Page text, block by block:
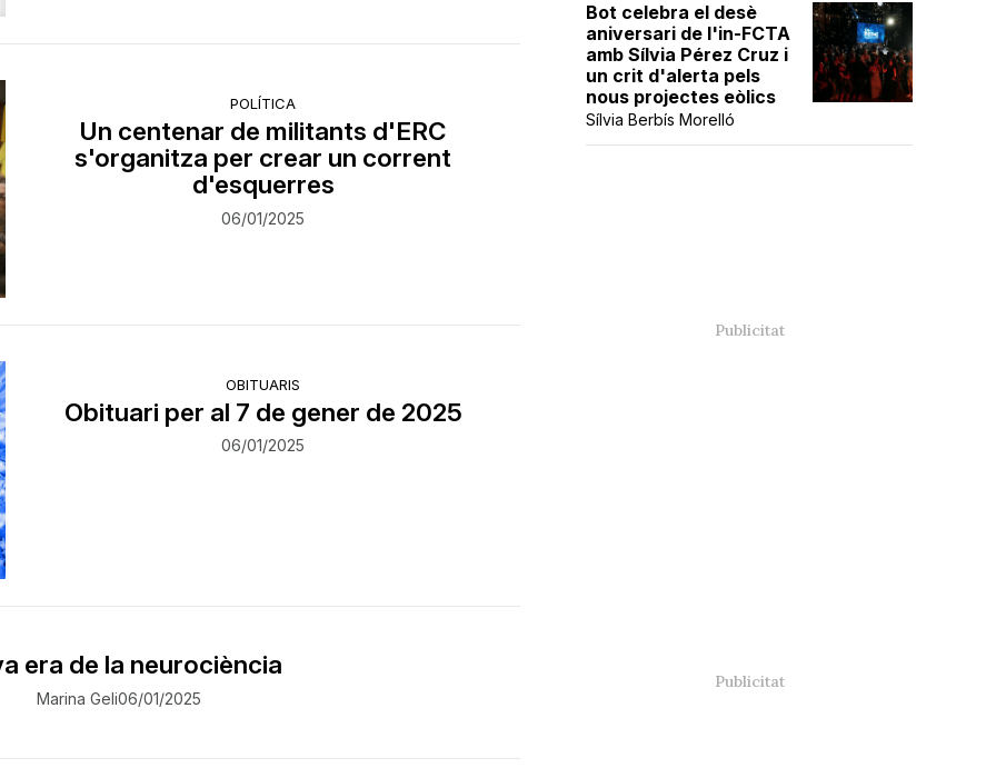
POLÍTICA
Un centenar de militants d'ERC
s'organitza per crear un corrent
d'esquerres
06/01/2025
OBITUARIS
Obituari per al 7 de gener de 2025
06/01/2025
era de la neurociència
Marina Geli06/01/2025
Bot celebra el desè
aniversari de l'in-FCTA
amb Sílvia Pérez Cruz i
un crit d'alerta pels
nous projectes eòlics
Sílvia Berbís Morelló